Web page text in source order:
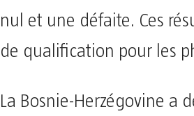
nul et une défaite. Ces
de qualification pour les
La Bosnie-Herzégovine a